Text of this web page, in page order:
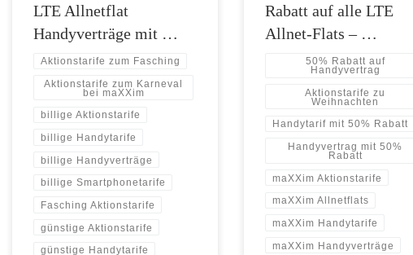
LTE Allnetflat
Handyverträge mit …
Aktionstarife zum Fasching
Aktionstarife zum Karneval
bei maXXim
billige Aktionstarife
billige Handytarife
billige Handyverträge
billige Smartphonetarife
Fasching Aktionstarife
günstige Aktionstarife
günstige Handytarife
Rabatt auf alle LTE
Allnet-Flats – …
50% Rabatt auf
Handyvertrag
Aktionstarife zu
Weihnachten
Handytarif mit 50% Rabatt
Handyvertrag mit 50%
Rabatt
maXXim Aktionstarife
maXXim Allnetflats
maXXim Handytarife
maXXim Handyverträge